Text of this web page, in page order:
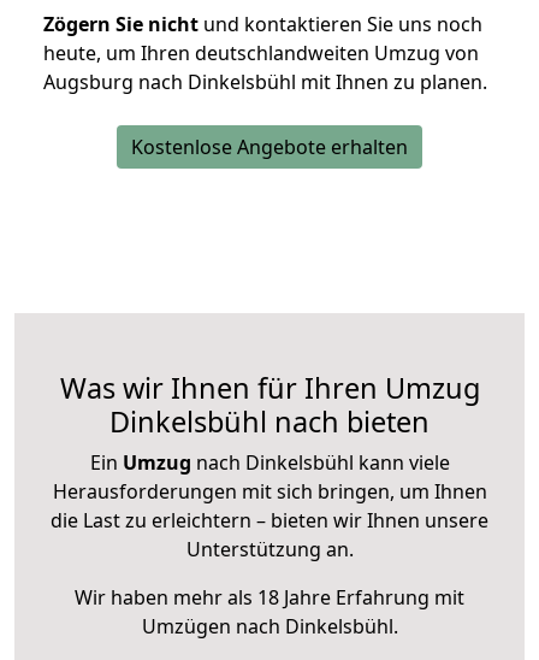
Zögern Sie nicht und kontaktieren Sie uns noch
heute, um Ihren deutschlandweiten Umzug von
Augsburg nach Dinkelsbühl mit Ihnen zu planen.
Kostenlose Angebote erhalten
Was wir Ihnen für Ihren Umzug
Dinkelsbühl nach bieten
Ein Umzug nach Dinkelsbühl kann viele
Herausforderungen mit sich bringen, um Ihnen
die Last zu erleichtern – bieten wir Ihnen unsere
Unterstützung an.
Wir haben mehr als 18 Jahre Erfahrung mit
Umzügen nach Dinkelsbühl.